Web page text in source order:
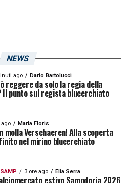
NEWS
ago Dario Bartolucci
reggere da solo la regia della
Il punto sul regista blucerchiato
ago Maria Floris
molla Verschaeren! Alla scoperta
nel mirino blucerchiato
3 ore ago Elia Serra
estivo Sampdoria 2026